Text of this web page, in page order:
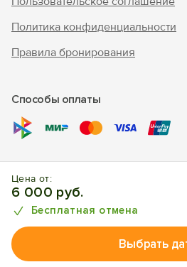
Цена от:
6 000 руб.
Бесплатная отмена
Выбрать
Политика конфиденциальности
Правила бронирования
Способы оплаты
© 2010 - 2026 "В Крым - инфо"
Отдых в Поповке. Отели,